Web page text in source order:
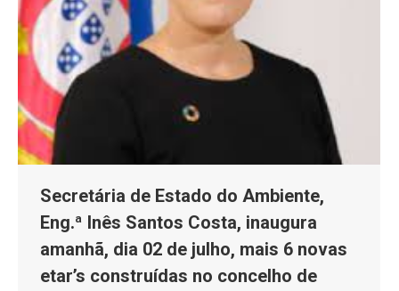
Secretária de Estado do Ambiente,
Eng.ª Inês Santos Costa, inaugura
amanhã, dia 02 de julho, mais 6 novas
etar’s construídas no concelho de